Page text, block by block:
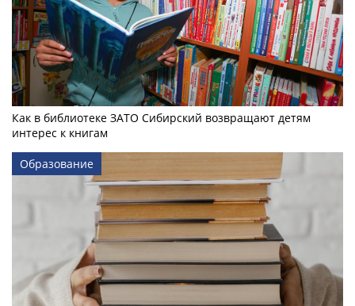
Как в библиотеке ЗАТО Сибирский возвращают детям
интерес к книгам
Образование